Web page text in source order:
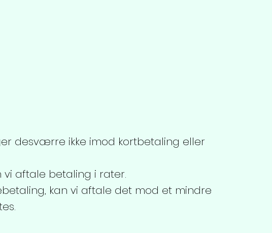
desværre ikke imod kortbetaling eller
vi aftale betaling i rater.
kan vi aftale det mod et mindre